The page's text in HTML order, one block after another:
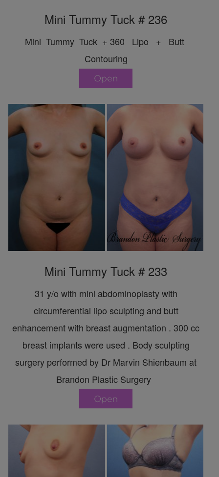
Mini Tummy Tuck # 236
Mini Tummy Tuck + 360 Lipo + Butt
Contouring
Open
Mini Tummy Tuck # 233
31 y/o with mini abdominoplasty with
circumferential lipo sculpting and butt
enhancement with breast augmentation . 300 cc
breast implants were used . Body sculpting
surgery performed by Dr Marvin Shienbaum at
Brandon Plastic Surgery
Open